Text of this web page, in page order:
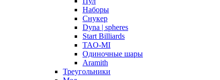
Наборы
Снукер
Dyna | spheres
Start Billiards
TAO-MI
Одиночные шары
Aramith
Треугольники